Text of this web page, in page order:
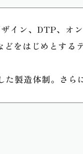
イン、DTP、オ
をはじめとする
製造体制。さら